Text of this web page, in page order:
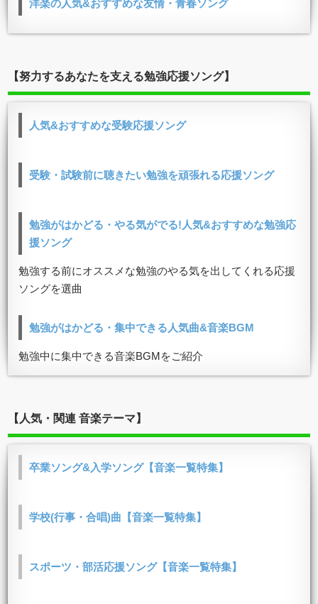
洋楽の人気&おすすめな友情・青春ソング
【努力するあなたを支える勉強応援ソング】
人気&おすすめな受験応援ソング
受験・試験前に聴きたい勉強を頑張れる応援ソング
勉強がはかどる・やる気がでる!人気&おすすめな勉強応
援ソング
勉強する前にオススメな勉強のやる気を出してくれる応援
ソングを選曲
勉強がはかどる・集中できる人気曲&音楽BGM
勉強中に集中できる音楽BGMをご紹介
【人気・関連 音楽テーマ】
卒業ソング&入学ソング【音楽一覧特集】
学校(行事・合唱)曲【音楽一覧特集】
スポーツ・部活応援ソング【音楽一覧特集】